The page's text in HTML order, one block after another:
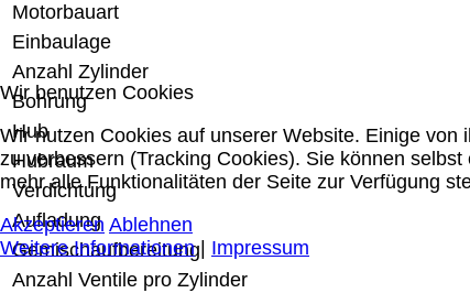
Motorbauart
Einbaulage
Anzahl Zylinder
Bohrung
Hub
Hubraum
Verdichtung
Aufladung
Gemischaufbereitung
Anzahl Ventile pro Zylinder
Wir benutzen Cookies
Wir nutzen Cookies auf unserer Website. Einige
zu verbessern (Tracking Cookies). Sie können
mehr alle Funktionalitäten der Seite zur Verfügung
Akzeptieren Ablehnen
Weitere Informationen| Impressum